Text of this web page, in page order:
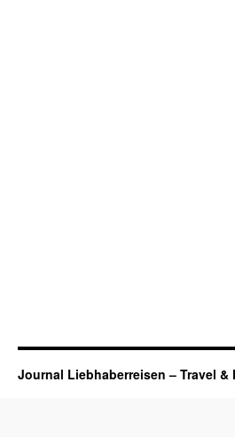
Journal Liebhaberreisen – Travel &